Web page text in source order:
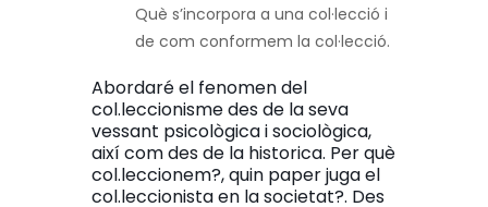
Què s’incorpora a una col·lecció i
de com conformem la col·lecció.
Abordaré el fenomen del
col.leccionisme des de la seva
vessant psicològica i sociològica,
així com des de la historica. Per què
col.leccionem?, quin paper juga el
col.leccionista en la societat?. Des